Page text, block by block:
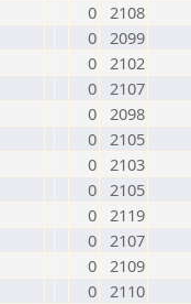
0 2108
0 2099
0 2102
0 2107
0 2098
0 2105
0 2103
0 2105
0 2119
0 2107
0 2109
0 2110